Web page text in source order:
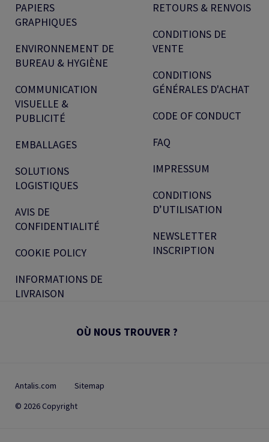
PAPIERS
GRAPHIQUES
ENVIRONNEMENT DE
BUREAU & HYGIÈNE
COMMUNICATION
VISUELLE &
PUBLICITÉ
EMBALLAGES
SOLUTIONS
LOGISTIQUES
AVIS DE
CONFIDENTIALITÉ
COOKIE POLICY
INFORMATIONS DE
LIVRAISON
RETOURS & RENVOIS
CONDITIONS DE
VENTE
CONDITIONS
GÉNÉRALES D'ACHAT
CODE OF CONDUCT
FAQ
IMPRESSUM
CONDITIONS
D’UTILISATION
NEWSLETTER
INSCRIPTION
OÙ NOUS TROUVER ?
Antalis.com
Sitemap
© 2026 Copyright